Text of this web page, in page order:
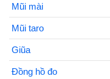
Mũi mài
Mũi taro
Giũa
Đồng hồ đo